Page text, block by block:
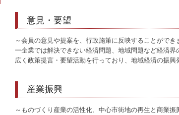
意見・要望
～会員の意見や提案を、行政施策に反映することができ
一企業では解決できない経済問題、地域問題など経済
広く政策提言・要望活動を行っており、地域経済の振興
産業振興
～ものづくり産業の活性化、中心市街地の再生と商業振